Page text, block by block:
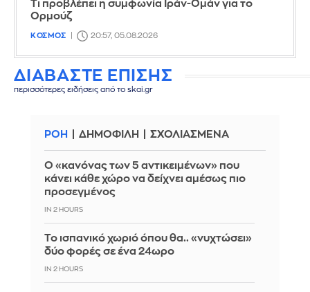
Τι προβλέπει η συμφωνία Ιράν-Ομάν για το
Ορμούζ
ΚΟΣΜΟΣ 20:57, 05.08.2026
ΔΙΑΒΑΣΤΕ ΕΠΙΣΗΣ
περισσότερες ειδήσεις από το skai.gr
ΡΟΗ ΔΗΜΟΦΙΛΗ ΣΧΟΛΙΑΣΜΕΝΑ
Ο «κανόνας των 5 αντικειμένων» που
κάνει κάθε χώρο να δείχνει αμέσως πιο
προσεγμένος
IN 2 HOURS
Το ισπανικό χωριό όπου θα.. «νυχτώσει»
δύο φορές σε ένα 24ωρο
IN 2 HOURS